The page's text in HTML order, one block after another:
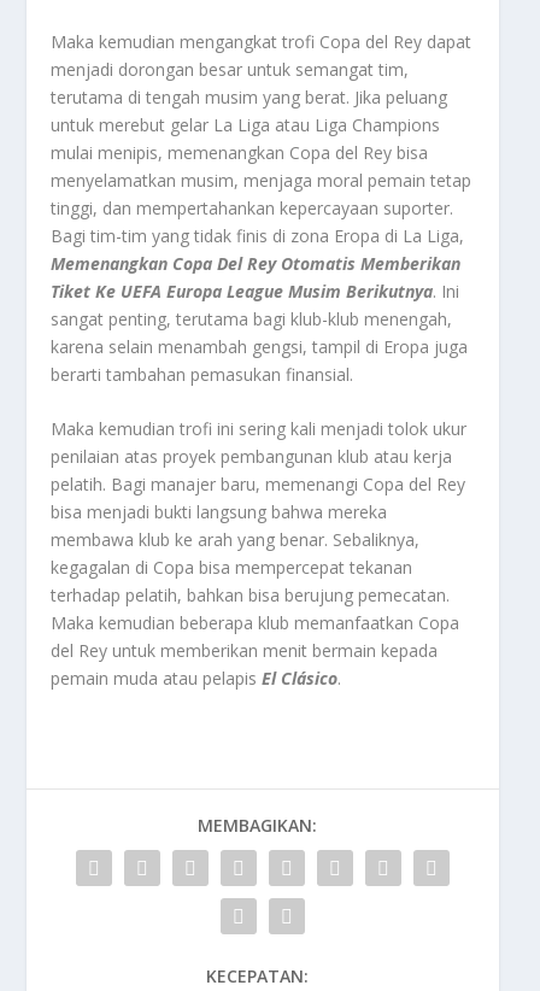
Maka kemudian mengangkat trofi Copa del Rey dapat
menjadi dorongan besar untuk semangat tim,
terutama di tengah musim yang berat. Jika peluang
untuk merebut gelar La Liga atau Liga Champions
mulai menipis, memenangkan Copa del Rey bisa
menyelamatkan musim, menjaga moral pemain tetap
tinggi, dan mempertahankan kepercayaan suporter.
Bagi tim-tim yang tidak finis di zona Eropa di La Liga,
Memenangkan Copa Del Rey Otomatis Memberikan
Tiket Ke UEFA Europa League Musim Berikutnya. Ini
sangat penting, terutama bagi klub-klub menengah,
karena selain menambah gengsi, tampil di Eropa juga
berarti tambahan pemasukan finansial.
Maka kemudian trofi ini sering kali menjadi tolok ukur
penilaian atas proyek pembangunan klub atau kerja
pelatih. Bagi manajer baru, memenangi Copa del Rey
bisa menjadi bukti langsung bahwa mereka
membawa klub ke arah yang benar. Sebaliknya,
kegagalan di Copa bisa mempercepat tekanan
terhadap pelatih, bahkan bisa berujung pemecatan.
Maka kemudian beberapa klub memanfaatkan Copa
del Rey untuk memberikan menit bermain kepada
pemain muda atau pelapis El Clásico.
MEMBAGIKAN:
KECEPATAN: